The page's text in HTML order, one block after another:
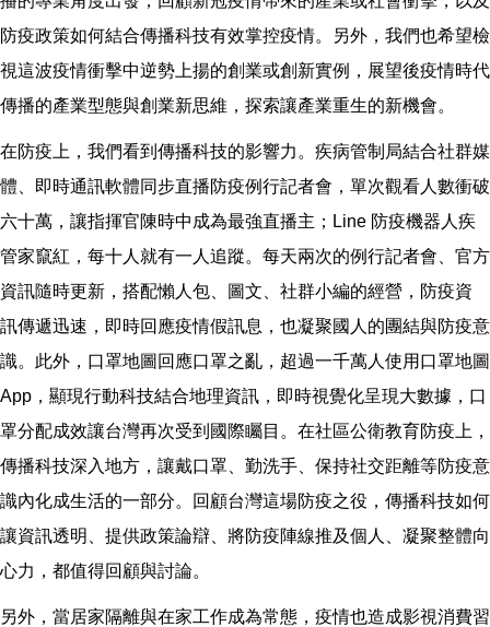
防疫政策如何結合傳播科技有效掌控疫情。另外，我們也希望檢
視這波疫情衝擊中逆勢上揚的創業或創新實例，展望後疫情時代
傳播的產業型態與創業新思維，探索讓產業重生的新機會。
在防疫上，我們看到傳播科技的影響力。疾病管制局結合社群媒
體、即時通訊軟體同步直播防疫例行記者會，單次觀看人數衝破
六十萬，讓指揮官陳時中成為最強直播主；Line 防疫機器人疾
管家竄紅，每十人就有一人追蹤。每天兩次的例行記者會、官方
資訊隨時更新，搭配懶人包、圖文、社群小編的經營，防疫資
訊傳遞迅速，即時回應疫情假訊息，也凝聚國人的團結與防疫意
識。此外，口罩地圖回應口罩之亂，超過一千萬人使用口罩地圖
App，顯現行動科技結合地理資訊，即時視覺化呈現大數據，口
罩分配成效讓台灣再次受到國際矚目。在社區公衛教育防疫上，
傳播科技深入地方，讓戴口罩、勤洗手、保持社交距離等防疫意
識內化成生活的一部分。回顧台灣這場防疫之役，傳播科技如何
讓資訊透明、提供政策論辯、將防疫陣線推及個人、凝聚整體向
心力，都值得回顧與討論。
另外，當居家隔離與在家工作成為常態，疫情也造成影視消費習